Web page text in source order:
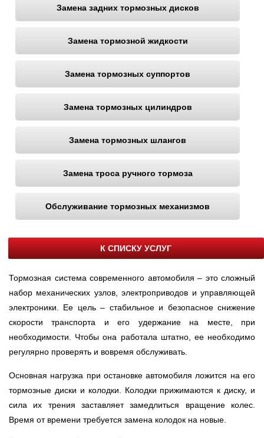
Замена задних тормозных дисков
Замена тормозной жидкости
Замена тормозных суппортов
Замена тормозных цилиндров
Замена тормозных шлангов
Замена троса ручного тормоза
Обслуживание тормозных механизмов
К СПИСКУ УСЛУГ
Тормозная система современного автомобиля – это сложный
набор механических узлов, электроприводов и управляющей
электроники. Ее цель – стабильное и безопасное снижение
скорости транспорта и его удержание на месте, при
необходимости. Чтобы она работала штатно, ее необходимо
регулярно проверять и вовремя обслуживать.
Основная нагрузка при остановке автомобиля ложится на его
тормозные диски и колодки. Колодки прижимаются к диску, и
сила их трения заставляет замедлиться вращение колес.
Время от времени требуется замена колодок на новые.